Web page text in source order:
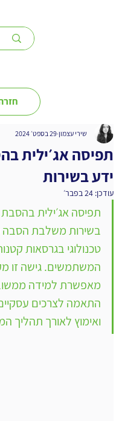
תפיסה אג׳ילית
ידע בשירות
שירי עצמון 29 בספט׳ 2024
עודכן: 24 בפבר׳
תפיסה אג׳ילית
בשירות משלבת הסבה
טכנולוגי בגרסאות
המשתמשים. גישה זו
מאפשרת למידה
התאמה לצרכים
ואימוץ לאורך תהליך